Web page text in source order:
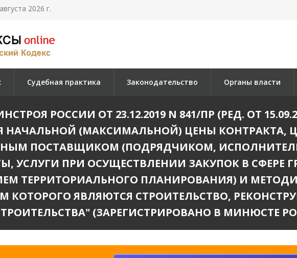
2026 г.
Судебная практика Законодательство Органы власти
РОССИИ ОТ 23.12.2019 N 841/ПР (РЕД. ОТ
НАЧАЛЬНОЙ (МАКСИМАЛЬНОЙ) ЦЕНЫ КОНТРАКТА,
ПОСТАВЩИКОМ (ПОДРЯДЧИКОМ,
УСЛУГИ ПРИ ОСУЩЕСТВЛЕНИИ ЗАКУПОК В СФЕРЕ
ТЕРРИТОРИАЛЬНОГО ПЛАНИРОВАНИЯ) И
КОТОРОГО ЯВЛЯЮТСЯ СТРОИТЕЛЬСТВО,
(ЗАРЕГИСТРИРОВАНО В МИНЮСТЕ